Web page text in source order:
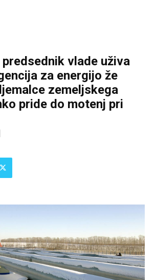
vlade uživa
za energijo že
zemeljskega
pride do motenj pri